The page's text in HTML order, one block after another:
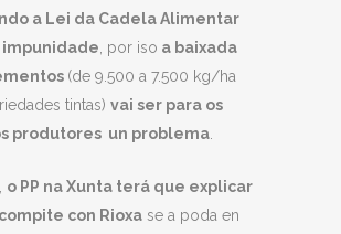
a Lei da Cadela Alimentar
, por iso a baixada
(de 9.500 a 7.500 kg/ha
tintas) vai ser para os
produtores un problema
o PP na Xunta terá que explicar
con Rioxa se a poda en